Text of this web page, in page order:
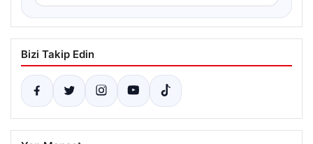
Bizi Takip Edin